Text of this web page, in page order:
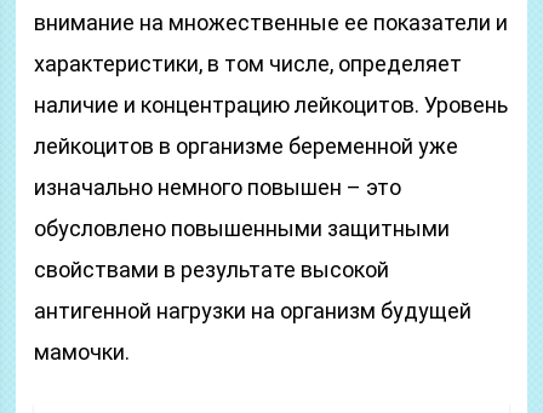
внимание на множественные ее показатели и
характеристики, в том числе, определяет
наличие и концентрацию лейкоцитов. Уровень
лейкоцитов в организме беременной уже
изначально немного повышен – это
обусловлено повышенными защитными
свойствами в результате высокой
антигенной нагрузки на организм будущей
мамочки.